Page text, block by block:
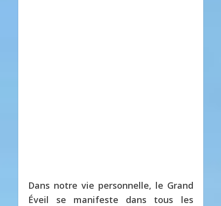
Dans notre vie personnelle, le Grand
Éveil se manifeste dans tous les